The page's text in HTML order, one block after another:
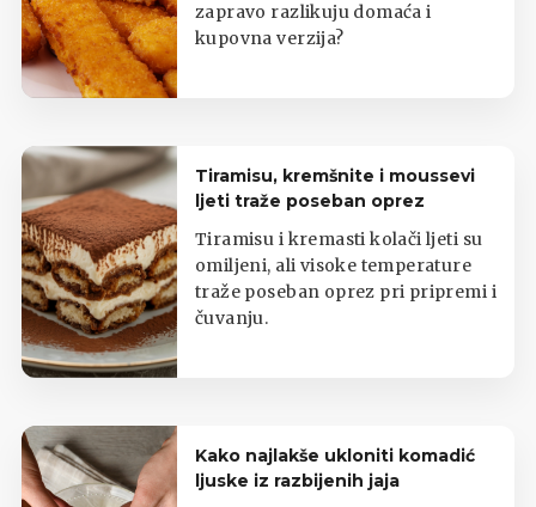
zapravo razlikuju domaća i
kupovna verzija?
Tiramisu, kremšnite i moussevi
ljeti traže poseban oprez
Tiramisu i kremasti kolači ljeti su
omiljeni, ali visoke temperature
traže poseban oprez pri pripremi i
čuvanju.
Kako najlakše ukloniti komadić
ljuske iz razbijenih jaja